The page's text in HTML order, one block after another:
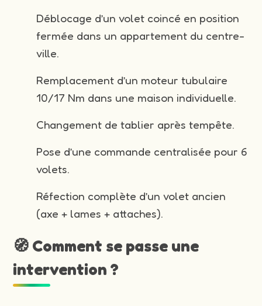
Déblocage d’un volet coincé en position
fermée dans un appartement du centre-
ville.
Remplacement d’un moteur tubulaire
10/17 Nm dans une maison individuelle.
Changement de tablier après tempête.
Pose d’une commande centralisée pour 6
volets.
Réfection complète d’un volet ancien
(axe + lames + attaches).
🧭 Comment se passe une
intervention ?